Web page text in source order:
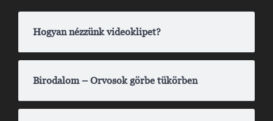
Hogyan nézzünk videoklipet?
Birodalom – Orvosok görbe tükörben